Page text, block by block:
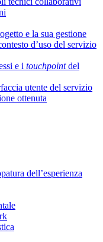
e la sua gestione
d’uso del servizio
e i touchpointdel
utente del servizio
ottenuta
dell’esperienza